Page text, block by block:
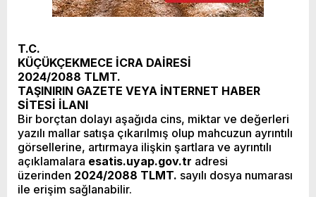
T.C.
KÜÇÜKÇEKMECE İCRA DAİRESİ
2024/2088 TLMT.
TAŞINIRIN GAZETE VEYA İNTERNET HABER
SİTESİ İLANI
Bir borçtan dolayı aşağıda cins, miktar ve değerleri
yazılı mallar satışa çıkarılmış olup mahcuzun ayrıntılı
görsellerine, artırmaya ilişkin şartlara ve ayrıntılı
açıklamalara esatis.uyap.gov.tr adresi
üzerinden 2024/2088 TLMT. sayılı dosya numarası
ile erişim sağlanabilir.